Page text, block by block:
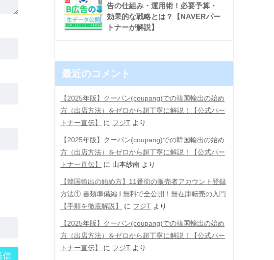
告の仕組み・運用術！必要予算・
効果的な戦略とは？【NAVERパー
トナーが解説】
最近のコメント
【2025年版】クーパン(coupang)での韓国輸出の始め
方（出店方法）をゼロから超丁寧に解説！【公式パー
トナー直伝】
に フジT より
【2025年版】クーパン(coupang)での韓国輸出の始め
方（出店方法）をゼロから超丁寧に解説！【公式パー
トナー直伝】
に 山本紗南 より
【韓国輸出の始め方】11番街の販売者アカウント登録
方法① 書類準備編 Ι 無料で全公開！無在庫転売の入門
【手順を徹底解説】
に フジT より
【2025年版】クーパン(coupang)での韓国輸出の始め
方（出店方法）をゼロから超丁寧に解説！【公式パー
トナー直伝】
に フジT より